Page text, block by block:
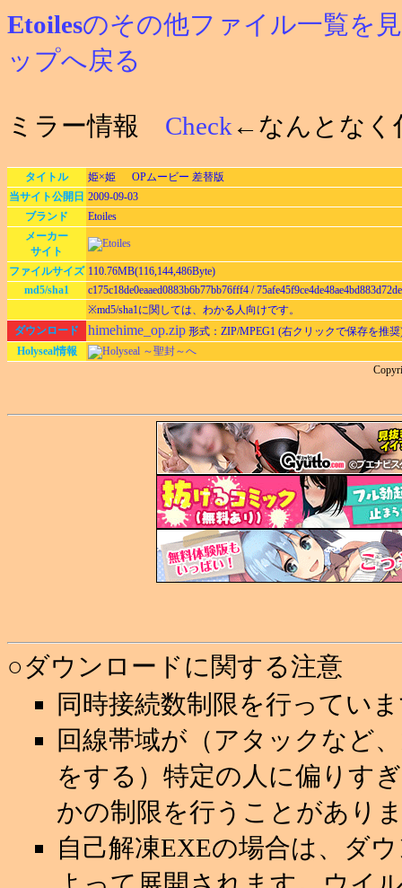
Etoilesのその他ファイル一覧を
ップへ戻る
ミラー情報 Check ←なんとなく
タイトル
姫×姫 OPムービー 差替版
当サイト公開日 2009-09-03
ブランド
Etoiles
メーカー
サイト
ファイルサイズ 110.76MB(116,144,486Byte)
md5/sha1
c175c18de0eaaed0883b6b77bb76fff4 /
※md5/sha1に関しては、わかる人向けです。
ダウンロード
himehime_op.zip 形式：ZIP/MPEG1 (右クリックで保存を推
Holyseal情報
Holyseal ～聖封～へ
○ダウンロードに関する注意
同時接続数制限を行ってい
回線帯域が（アタックなど
をする）特定の人に偏りす
かの制限を行うことがあり
自己解凍EXEの場合は、ダ